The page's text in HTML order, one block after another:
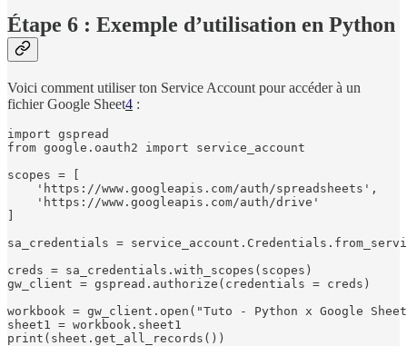
Étape 6 : Exemple d’utilisation en Python
Voici comment utiliser ton Service Account pour accéder à un
fichier Google Sheet4 :
import gspread
from google.oauth2 import service_account
scopes = [
    'https://www.googleapis.com/auth/spreadsheets',
    'https://www.googleapis.com/auth/drive'
sa_credentials =
creds = sa_credentials.with_scopes(scopes)
gw_client = gspread.authorize(credentials = creds)
workbook = gw_client.open("Tuto - Python x Google
sheet1 = workbook.sheet1
print(sheet.get_all_records())